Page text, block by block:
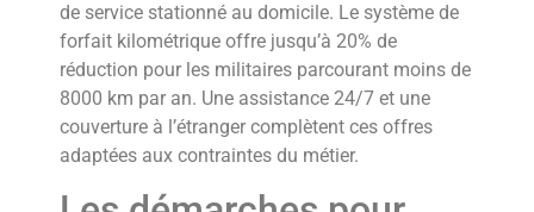
de service stationné au domicile. Le système de
forfait kilométrique offre jusqu’à 20% de
réduction pour les militaires parcourant moins de
8000 km par an. Une assistance 24/7 et une
couverture à l’étranger complètent ces offres
adaptées aux contraintes du métier.